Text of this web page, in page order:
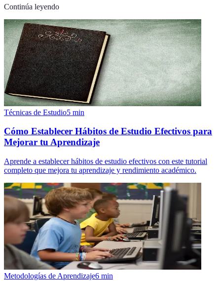
Continúa leyendo
Técnicas de Estudio5 min
Cómo Establecer Hábitos de Estudio Efectivos para
Mejorar tu Aprendizaje
Aprende a establecer hábitos de estudio efectivos con este tutorial
completo que mejora tu aprendizaje y rendimiento académico.
Metodologías de Aprendizaje6 min